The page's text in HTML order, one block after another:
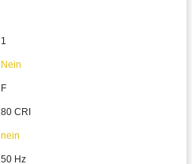
1
Nein
F
80 CRI
nein
50 Hz